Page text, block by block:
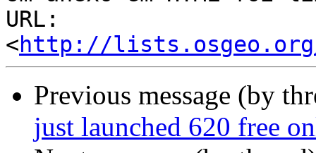
URL:
<http://lists.osgeo.org/
Previous message (by
just launched 620 free